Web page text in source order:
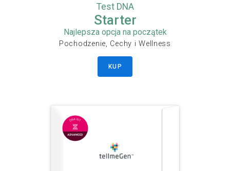
Test DNA
Starter
Najlepsza opcja na początek
Pochodzenie, Cechy i Wellness
KUP